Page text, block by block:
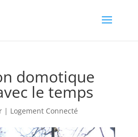
domotique
le temps
| Logement Connecté